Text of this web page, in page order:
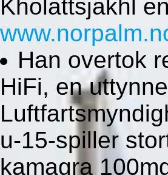
Kholattsjakhl
Han overtok
HiFi, en
u-15-spiller
kamagra